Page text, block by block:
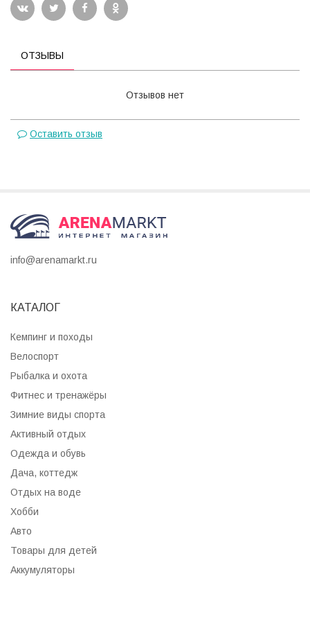
ОТЗЫВЫ
Отзывов нет
Оставить отзыв
info@arenamarkt.ru
КАТАЛОГ
Кемпинг и походы
Велоспорт
Рыбалка и охота
Фитнес и тренажёры
Зимние виды спорта
Активный отдых
Одежда и обувь
Дача, коттедж
Отдых на воде
Хобби
Авто
Товары для детей
Аккумуляторы